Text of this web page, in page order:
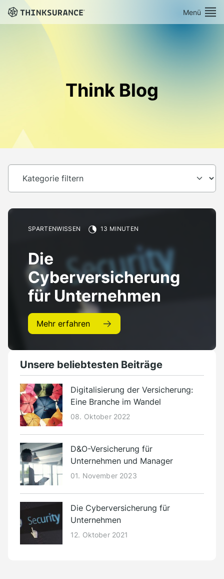
Menü
Preise
Deutsch
Think Blog
SPARTENWISSEN 13 MINUTEN
Die
Cyberversicherung
für Unternehmen
Mehr erfahren
Unsere beliebtesten Beiträge
Digitalisierung der Versicherung:
Eine Branche im Wandel
08. Oktober 2022
D&O-Versicherung für
Unternehmen und Manager
01. November 2023
Die Cyberversicherung für
Unternehmen
12. Oktober 2021